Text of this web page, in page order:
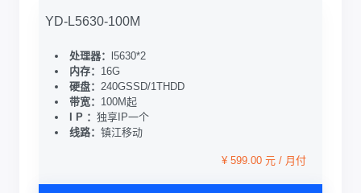
YD-L5630-100M
处理器：
l5630*2
内存： 16G
硬盘： 240GSSD/1THDD
带宽： 100M起
I P ： 独享IP一个
线路： 镇江移动
¥ 599.00 元 / 月付